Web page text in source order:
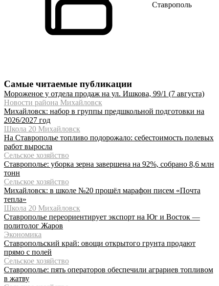
Ставрополь
Самые читаемые публикации
Мороженое у отдела продаж на ул. Ишкова, 99/1 (7 августа)
Новости района Михайловск
Михайловск: набор в группы предшкольной подготовки на
2026/2027 год
Школа 20 Михайловск
На Ставрополье топливо подорожало: себестоимость полевых
работ выросла
Сельское хозяйство
Ставрополье: уборка зерна завершена на 92%, собрано 8,6 млн
тонн
Сельское хозяйство
Михайловск: в школе №20 прошёл марафон писем «Почта
тепла»
Школа 20 Михайловск
Ставрополье переориентирует экспорт на Юг и Восток —
политолог Жаров
Экономика
Ставропольский край: овощи открытого грунта продают
прямо с полей
Сельское хозяйство
Ставрополье: пять операторов обеспечили аграриев топливом
в жатву